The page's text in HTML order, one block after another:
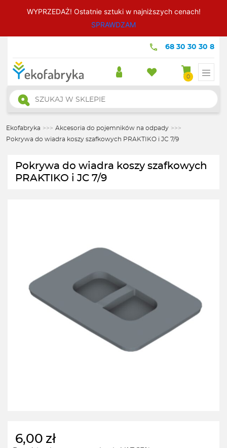
WYPRZEDAŻ! Ostatnie sztuki w najniższych cenach!
SPRAWDZAM
68 30 30 30 8
0
Wyszukiwarka
produktów
Ekofabryka >>> Akcesoria do pojemników na odpady >>>
Pokrywa do wiadra koszy szafkowych PRAKTIKO i JC 7/9
Pokrywa do wiadra koszy szafkowych
PRAKTIKO i JC 7/9
6,00 zł